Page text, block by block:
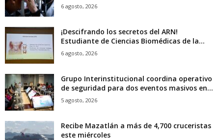
6 agosto, 2026
¡Descifrando los secretos del ARN!
Estudiante de Ciencias Biomédicas de la...
6 agosto, 2026
Grupo Interinstitucional coordina operativo
de seguridad para dos eventos masivos en...
5 agosto, 2026
Recibe Mazatlán a más de 4,700 cruceristas
este miércoles